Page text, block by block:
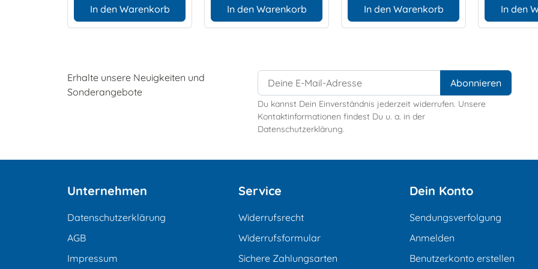
In den Warenkorb In den Warenkorb In den Warenkorb In den
Erhalte unsere Neuigkeiten und
Sonderangebote
Du kannst Dein Einverständnis jederzeit widerrufen. Unsere
Kontaktinformationen findest Du u. a. in der
Datenschutzerklärung.
Unternehmen
Datenschutzerklärung
AGB
Impressum
Service
Widerrufsrecht
Widerrufsformular
Sichere Zahlungsarten
Dein Konto
Sendungsverfolgung
Anmelden
Benutzerkonto erstellen